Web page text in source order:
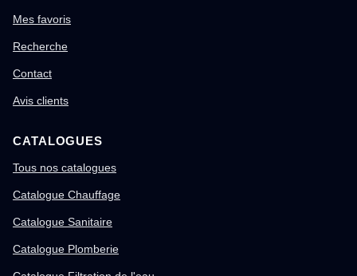
Mes favoris
Recherche
Contact
Avis clients
CATALOGUES
Tous nos catalogues
Catalogue Chauffage
Catalogue Sanitaire
Catalogue Plomberie